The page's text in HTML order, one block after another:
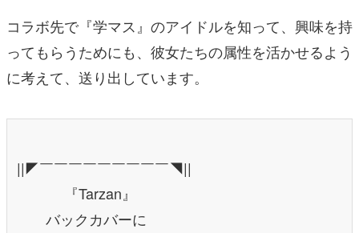
コラボ先で『学マス』のアイドルを知って、興味を持
ってもらうためにも、彼女たちの属性を活かせるよう
に考えて、送り出しています。
||◤￣￣￣￣￣￣￣￣￣◥||
『Tarzan』
バックカバーに